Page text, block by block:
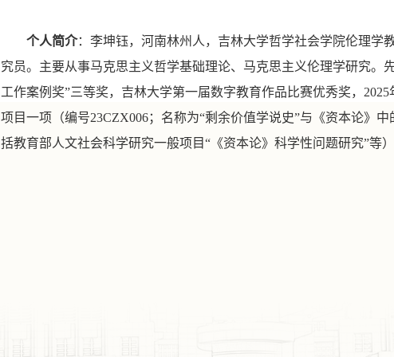
个人简介：李坤钰，河南林州人，吉林大学哲学社会学院伦理学
究员。 主要从事马克思主义哲学基础理论、马克思主义伦理学研究。
工作案例奖”三等奖，吉林大学第一届数字教育作品比赛优秀奖，
项目一项（编号23CZX006；名称为“剩余价值学说史”与《资本论》
括教育部人文社会科学研究一般项目“《资本论》科学性问题研究”等）